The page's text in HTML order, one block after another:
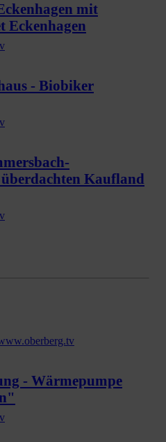
mit
Eckenhagen
- Biobiker
Kaufland
- Wärmepumpe